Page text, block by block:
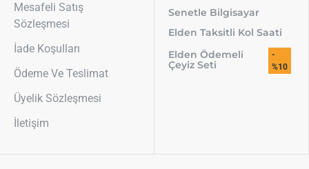
Mesafeli Satış
Sözleşmesi
İade Koşulları
Ödeme Ve Teslimat
Üyelik Sözleşmesi
İletişim
Senetle Bilgisayar
Elden Taksitli Kol Saati
Elden Ödemeli
Çeyiz Seti
-
%10